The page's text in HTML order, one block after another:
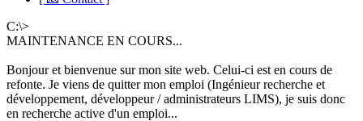
C:\>
MAINTENANCE EN COURS...
Bonjour et bienvenue sur mon site web. Celui-ci est en cours de
refonte. Je viens de quitter mon emploi (Ingénieur recherche et
développement, développeur / administrateurs LIMS), je suis donc
en recherche active d'un emploi...